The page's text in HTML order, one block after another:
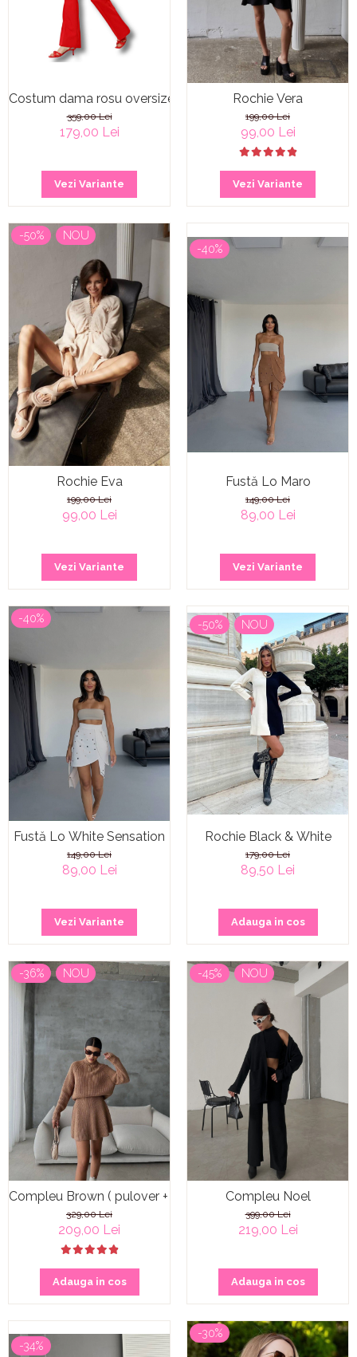
Costum dama rosu oversized Sangria
359,00 Lei
179,00 Lei
Vezi Variante
Rochie Vera
199,00 Lei
99,00 Lei
Vezi Variante
-50% NOU
Rochie Eva
199,00 Lei
99,00 Lei
Vezi Variante
-40%
Fustă Lo Maro
149,00 Lei
89,00 Lei
Vezi Variante
-40%
Fustă Lo White Sensation
149,00 Lei
89,00 Lei
Vezi Variante
-50% NOU
Rochie Black & White
179,00 Lei
89,50 Lei
Adauga in cos
-36% NOU
Compleu Brown ( pulover + fustă )
329,00 Lei
209,00 Lei
Adauga in cos
-45% NOU
Compleu Noel
399,00 Lei
219,00 Lei
Adauga in cos
-34%
-30%